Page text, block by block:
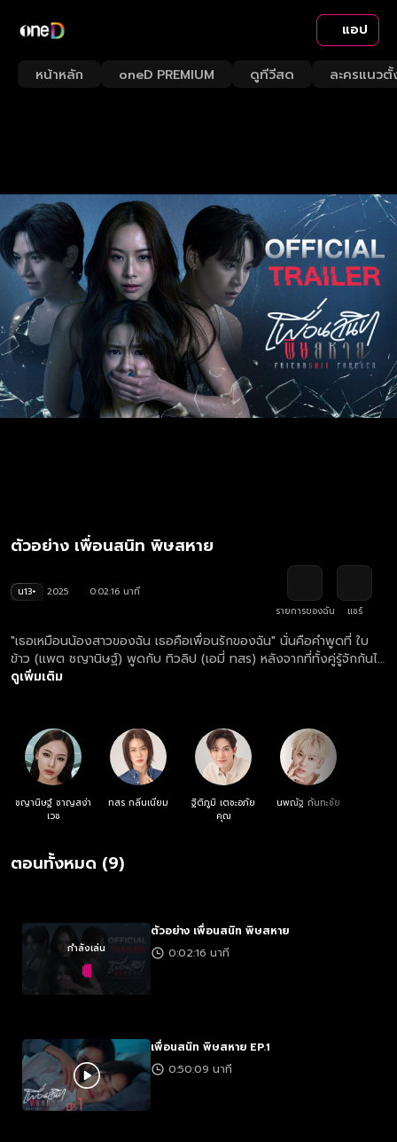
แอป
หน้าหลัก oneD PREMIUM ดูทีวีสด ละครแนวตั้
ตัวอย่าง เพื่อนสนิท พิษสหาย
น13+ 2025
0:02:16 นาที
รายการของฉัน
แชร์
"เธอเหมือนน้องสาวของฉัน เธอคือเพื่อนรักของฉัน" นั่นคือคำพูดที่ ใบ
ข้าว (แพต ชญานิษฐ์) พูดกับ ทิวลิป (เอมี่ ทสร) หลังจากที่ทั้งคู่รู้จักกันได้
ไม่นาน ก่อนที่โลกของทิวลิปและใบข้าวจะไม่เหมือนเดิมอีกต่อไป เรื่องราว
ภูมิ) เพื่อนสมัยเรียนมัธยมที่แอบชอบเธอมานาน เต๋ายอมใบข้าวได้ทุก
อย่าง ทางฝั่งของทิวลิป เธอมี นะโม (บุ๋น นพณัฐ) เพื่อนหนุ่มร่วมคณะที่
คอยอยู่ใกล้ๆ ปกป้องเธอไม่ห่าง นะโมจะต้องช่วยทิวลิปให้รอดพ้นจาก
แผนร้ายของใบข้าวให้ได้ แต่เรื่องของความแค้นคงจะไม่จบลงง่ายๆ และ
อาจกลายเป็นโศกนาฏกรรมเพราะ “เพื่อนอิจฉา”
ดูเพิ่มเติม
ชญานิษฐ์ ชาญสง่า
เวช
ทสร กลิ่นเนียม
ฐิติภูมิ เตชะอภัย
คุณ
นพณัฐ กันทะชัย
ตอนทั้งหมด (9)
กำลังเล่น
ตัวอย่าง เพื่อนสนิท พิษสหาย
0:02:16 นาที
เพื่อนสนิท พิษสหาย EP.1
0:50:09 นาที